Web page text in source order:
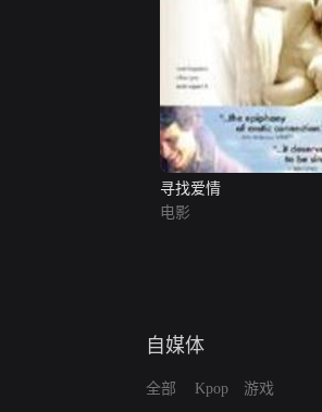
寻找爱情
电影
自媒体
全部 Kpop 游戏